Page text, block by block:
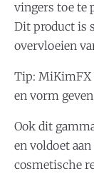
vingers toe te
Dit product is
overvloeien
Tip: MiKimFX
en vorm
Ook dit
en voldoet aan
cosmetische